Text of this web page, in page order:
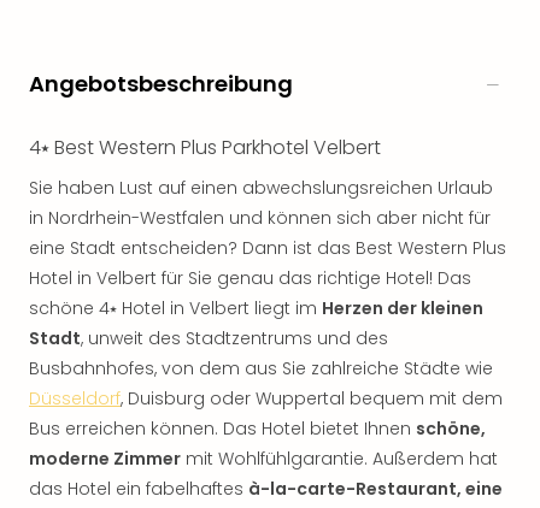
Angebotsbeschreibung
4⭑ Best Western Plus Parkhotel Velbert
Sie haben Lust auf einen abwechslungsreichen Urlaub
in Nordrhein-Westfalen und können sich aber nicht für
eine Stadt entscheiden? Dann ist das Best Western Plus
Hotel in Velbert für Sie genau das richtige Hotel! Das
schöne 4⭑ Hotel in Velbert liegt im Herzen der kleinen
Stadt, unweit des Stadtzentrums und des
Busbahnhofes, von dem aus Sie zahlreiche Städte wie
Düsseldorf, Duisburg oder Wuppertal bequem mit dem
Bus erreichen können. Das Hotel bietet Ihnen schöne,
moderne Zimmer mit Wohlfühlgarantie. Außerdem hat
das Hotel ein fabelhaftes à-la-carte-Restaurant, eine